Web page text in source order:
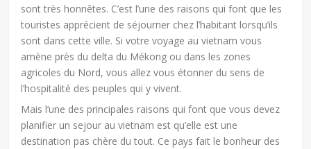
sont très honnêtes. C’est l’une des raisons qui font que les
touristes apprécient de séjourner chez l’habitant lorsqu’ils
sont dans cette ville. Si votre voyage au vietnam vous
amène près du delta du Mékong ou dans les zones
agricoles du Nord, vous allez vous étonner du sens de
l’hospitalité des peuples qui y vivent.
Mais l’une des principales raisons qui font que vous devez
planifier un sejour au vietnam est qu’elle est une
destination pas chère du tout. Ce pays fait le bonheur des